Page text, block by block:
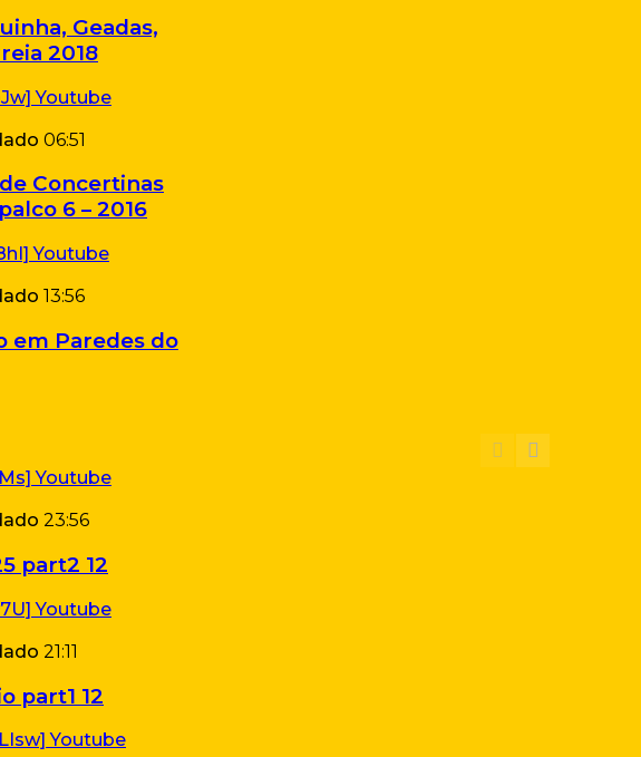
Geadas,
2018
06:51
Concertinas
6 – 2016
13:56
em Paredes do
23:56
part2 12
21:11
part1 12